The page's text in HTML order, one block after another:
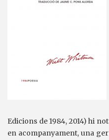
Edicions de 1984, 2014) hi
en acompanyament, una